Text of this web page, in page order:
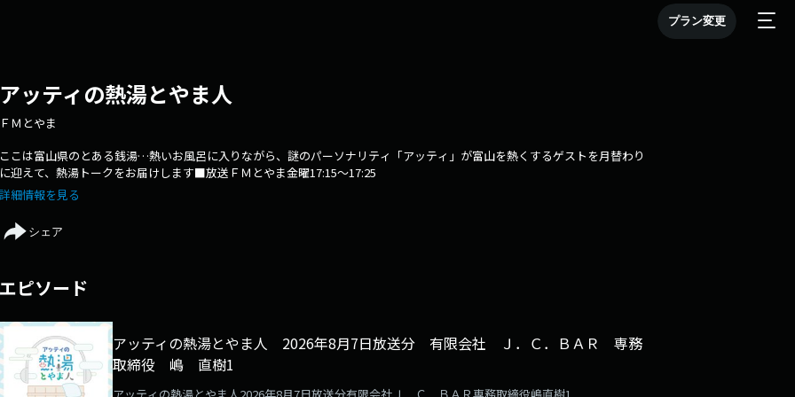
プラン変更
ッティの熱湯とやま人
Ｍとやま
こは富山県のとある銭湯…熱いお風呂に入りながら、謎のパーソナリティ「アッティ」が富山を熱くするゲストを月替わり
迎えて、熱湯トークをお届けします■放送ＦＭとやま金曜17:15～17:25
細情報を見る
シェア
ピソード
アッティの熱湯とやま人 2026年8月7日放送分 有限会社 Ｊ．Ｃ．ＢＡＲ 専務
取締役 嶋 直樹1